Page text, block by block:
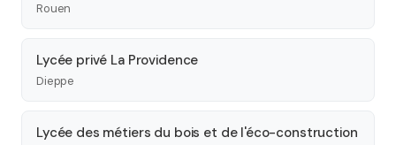
Rouen
Lycée privé La Providence
Dieppe
Lycée des métiers du bois et de l'éco-construction